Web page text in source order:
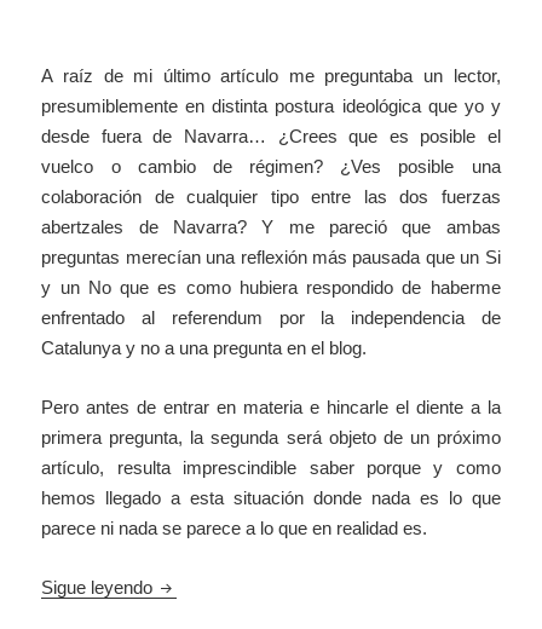
A raíz de mi último artículo me preguntaba un lector,
presumiblemente en distinta postura ideológica que yo y
desde fuera de Navarra… ¿Crees que es posible el
vuelco o cambio de régimen? ¿Ves posible una
colaboración de cualquier tipo entre las dos fuerzas
abertzales de Navarra? Y me pareció que ambas
preguntas merecían una reflexión más pausada que un Si
y un No que es como hubiera respondido de haberme
enfrentado al referendum por la independencia de
Catalunya y no a una pregunta en el blog.
Pero antes de entrar en materia e hincarle el diente a la
primera pregunta, la segunda será objeto de un próximo
artículo, resulta imprescindible saber porque y como
hemos llegado a esta situación donde nada es lo que
parece ni nada se parece a lo que en realidad es.
Sigue leyendo Navarra; La transición hurtada